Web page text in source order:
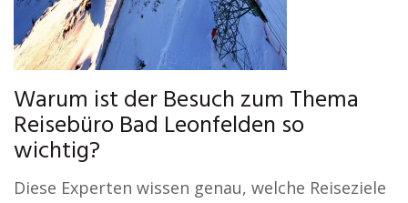
Warum ist der Besuch zum Thema
Reisebüro Bad Leonfelden so
wichtig?
Diese Experten wissen genau, welche Reiseziele